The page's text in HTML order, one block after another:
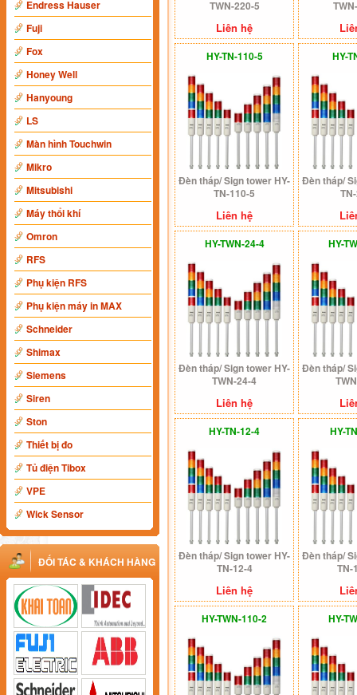
Endress Hauser
Fuji
Fox
Honey Well
Hanyoung
LS
Màn hình Touchwin
Mikro
Mitsubishi
Máy thổi khí
Omron
RFS
Phụ kiện RFS
Phụ kiện máy in MAX
Schneider
Shimax
Siemens
Siren
Ston
Thiết bị đo
Tủ điện Tibox
VPE
Wick Sensor
ĐỐI TÁC & KHÁCH HÀNG
TWN-220-5
Liên hệ
HY-TN-110-5
Đèn tháp/ Sign tower HY-
TN-110-5
Liên hệ
HY-
Đèn tháp/
HY-TWN-24-4
Đèn tháp/ Sign tower HY-
TWN-24-4
Liên hệ
HY-
Đèn tháp/
HY-TN-12-4
Đèn tháp/ Sign tower HY-
TN-12-4
Liên hệ
HY-
Đèn tháp/
TN-
HY-TWN-110-2 HY-